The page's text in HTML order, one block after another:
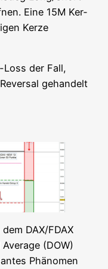
Eine 15M Ker­
Ker­ze
der Fall,
gehan­delt
DAX/FDAX
(DOW)
Phä­no­men